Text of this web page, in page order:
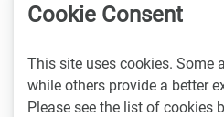
Cookie Consent
This site uses cookies. Some
while others provide a better
Please see the list of cookies